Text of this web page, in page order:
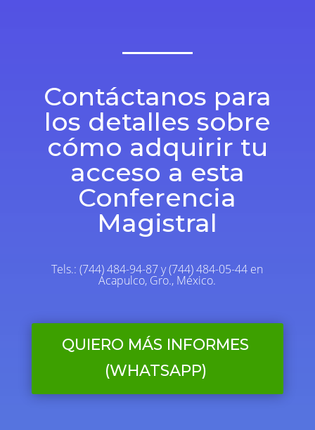
Contáctanos para
los detalles sobre
cómo adquirir tu
acceso a esta
Conferencia
Magistral
Tels.: (744) 484-94-87 y (744) 484-05-44 en
Acapulco, Gro., México.
QUIERO MÁS INFORMES
(WHATSAPP)